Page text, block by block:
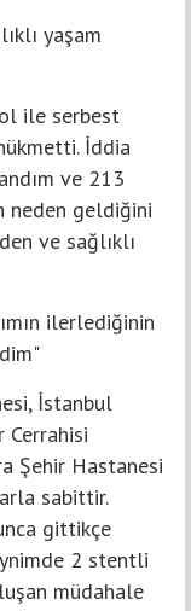
yaşam
ile serbest
İddia
ve 213
neden geldiğini
ve sağlıklı
ilerlediğinin
İstanbul
Cerrahisi
Şehir Hastanesi
sabittir.
gittikçe
2 stentli
müdahale